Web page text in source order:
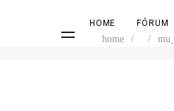
HOME FÓRUM
home / /